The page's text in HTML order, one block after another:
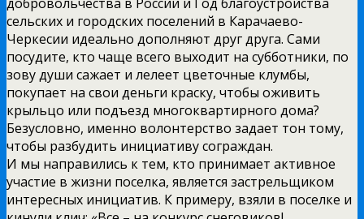
сельских и городских поселений в Карачаево-
Черкесии идеально дополняют друг друга. Сами
посудите, кто чаще всего выходит на субботники, по
зову души сажает и лелеет цветочные клумбы,
покупает на свои деньги краску, чтобы оживить
крыльцо или подъезд многоквартирного дома?
Безусловно, именно волонтерство задает тон тому,
чтобы разбудить инициативу сограждан.
И мы направились к тем, кто принимает активное
участие в жизни поселка, является застрельщиком
интересных инициатив. К примеру, взяли в поселке и